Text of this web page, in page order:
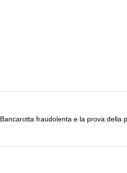
Bancarotta fraudolenta e la prova della